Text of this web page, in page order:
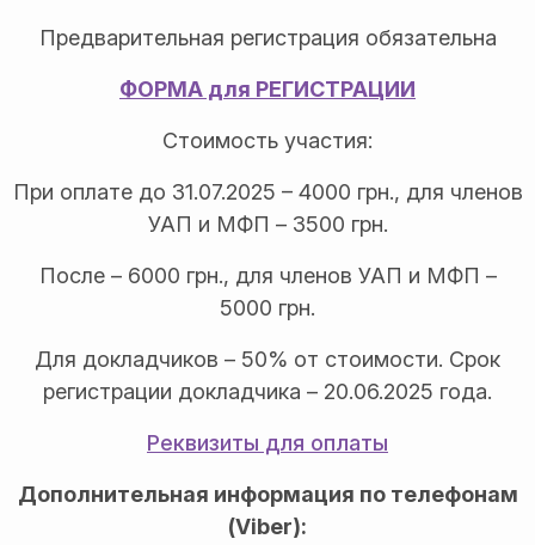
Предварительная регистрация обязательна
ФОРМА для РЕГИСТРАЦИИ
Стоимость участия:
При оплате до 31.07.2025 – 4000 грн., для членов
УАП и МФП – 3500 грн.
После – 6000 грн., для членов УАП и МФП –
5000 грн.
Для докладчиков – 50% от стоимости. Срок
регистрации докладчика – 20.06.2025 года.
Реквизиты для оплаты
Дополнительная информация по телефонам
(Viber):